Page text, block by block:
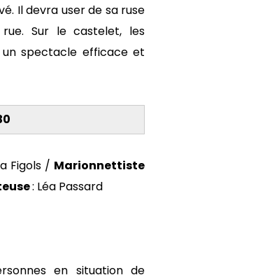
Il devra user de sa ruse
Sur le castelet, les
spectacle efficace et
Figols / Marionnettiste
: Léa Passard
en situation de